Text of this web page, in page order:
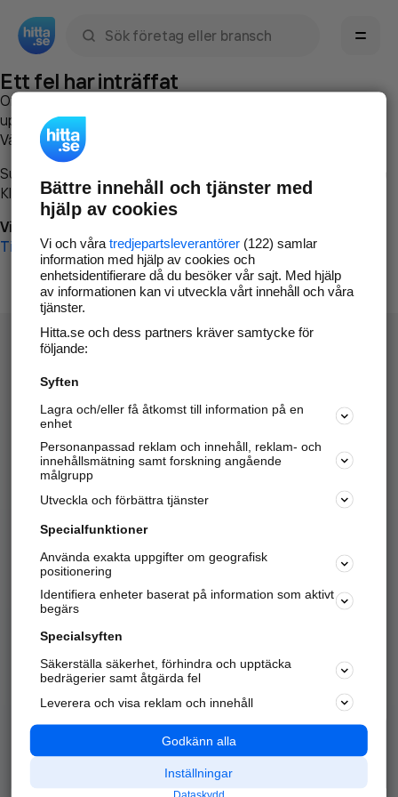
Ett fel har inträffat
Om du vill kan du
uppstod så att vi lättare och snabbare kan avhjälpa det.
Vänligen försök med följande:
Surfa till
Klicka påTillbaka-knappen i webbläsaren och försök igen
Vi beklagar besväret!
Till startsidan
Hitta.se - Gratis nummerupplysning.
Sök företag, personer och platser.
Hitta telefonnummer, adresser, företagsinfo mm.
Marknadsför företaget
Kom igång och annonsera mot
samarbetspartners nära dig.
Alla kategorier
Populära sökningar
API & Kartor
Annonsera
Integritet
Nödnummer
Bättre innehåll och tjänster med
hjälp av cookies
Vi och våra tredjepartsleverantörer(122) samlar
information med hjälp av cookies och
enhetsidentifierare då du besöker vår sajt. Med hjälp
av informationen kan vi utveckla vårt innehåll och våra
tjänster.
Hitta.se och dess partners kräver samtycke för
följande:
Syften
Lagra och/eller få åtkomst till information på en
enhet
Personanpassad reklam och innehåll, reklam- och
innehållsmätning samt forskning angående
målgrupp
Utveckla och förbättra tjänster
Specialfunktioner
Använda exakta uppgifter om geografisk
positionering
Identifiera enheter baserat på information som aktivt
begärs
Specialsyften
Säkerställa säkerhet, förhindra och upptäcka
bedrägerier samt åtgärda fel
Leverera och visa reklam och innehåll
Godkänn alla
Inställningar
Dataskydd